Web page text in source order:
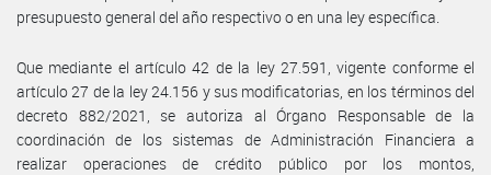
presupuesto general del año respectivo o en una ley específica.
Que mediante el artículo 42 de la ley 27.591, vigente conforme el
artículo 27 de la ley 24.156 y sus modificatorias, en los términos del
decreto 882/2021, se autoriza al Órgano Responsable de la
coordinación de los sistemas de Administración Financiera a
realizar operaciones de crédito público por los montos,